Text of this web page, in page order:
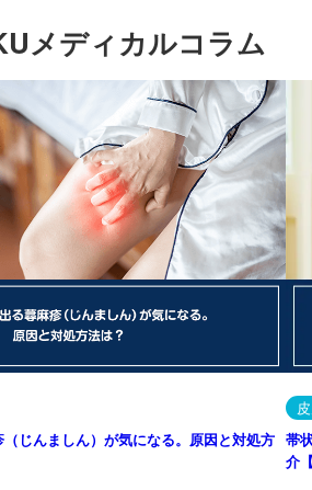
メディカルコラム
じんましん）が気になる。原因と対処方 帯
介